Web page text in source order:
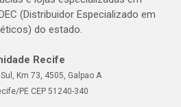
(Distribuidor Especializado em
do estado.
Recife
Km 73, 4505, Galpao A
PE CEP 51240-340